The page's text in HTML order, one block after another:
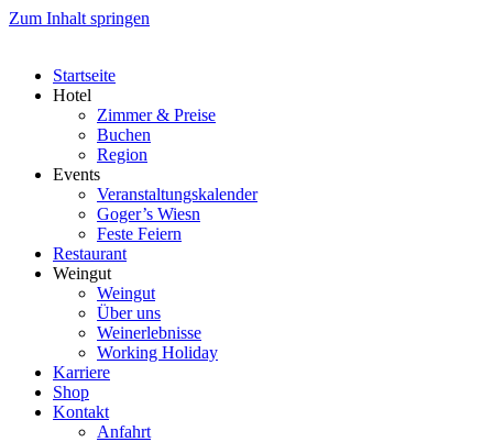
Zum Inhalt springen
Startseite
Hotel
Zimmer & Preise
Buchen
Region
Events
Veranstaltungskalender
Goger’s Wiesn
Feste Feiern
Restaurant
Weingut
Weingut
Über uns
Weinerlebnisse
Working Holiday
Karriere
Shop
Kontakt
Anfahrt